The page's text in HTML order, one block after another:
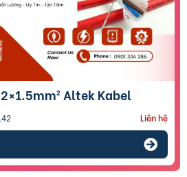
2×1.5mm² Altek Kabel
Liên hệ